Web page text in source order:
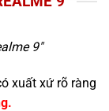
9"
xuất xứ rõ ràng